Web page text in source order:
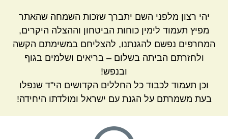
יהי רצון מלפני השם יתברך שזכות השמחה שהאתר
מפיץ תעמוד לימין כוחות הביטחון וההצלה היקרים,
המחרפים נפשם להגנתנו, להצליחם במשימתם הקשה
ולחזרתם הביתה בשלום – בריאים ושלמים בגוף
ובנפש!
וכן תעמוד לכבוד כל החללים הקדושים הי"ד שנפלו
בעת משמרתם על הגנת עם ישראל ומולדתו היחידה!